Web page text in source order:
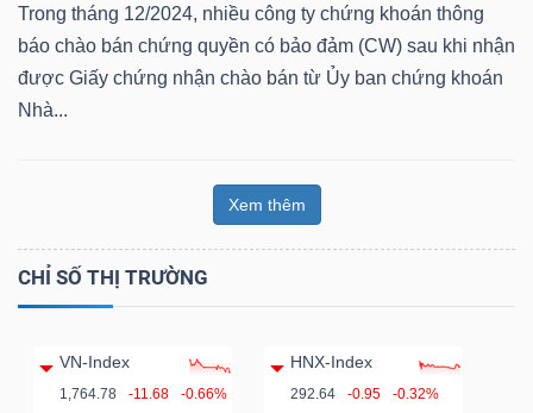
Trong tháng 12/2024, nhiều công ty chứng khoán thông
báo chào bán chứng quyền có bảo đảm (CW) sau khi nhận
được Giấy chứng nhận chào bán từ Ủy ban chứng khoán
Nhà...
Xem thêm
CHỈ SỐ THỊ TRƯỜNG
VN-Index
1,764.78 -11.68 -0.66%
HNX-Index
292.64 -0.95 -0.32%
Công
cụ
đầu
tư
Truyền
thông
chính